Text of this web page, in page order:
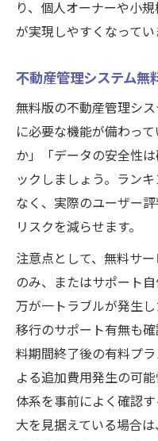
り、個人オーナーや小
が実現しやすくなってい
不動産管理システム無
無料版の不動産管理シ
に必要な機能が備わっ
か」「データの安全性
ックしましょう。ラン
なく、実際のユーザー
リスクを減らせます。
注意点として、無料サ
のみ、またはサポート自
万が一トラブルが発生
移行のサポート有無も
料期間終了後の有料プ
よる追加費用発生の可
体系を事前によく確認
大を見据えている場合